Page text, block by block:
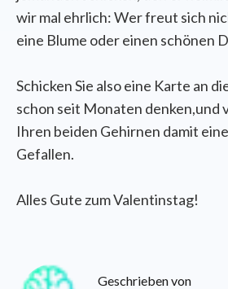
wir mal ehrlich: Wer freut sich
eine Blume oder einen schönen
Schicken Sie also eine Karte an
schon seit Monaten denken,und
Ihren beiden Gehirnen damit
Gefallen.
Alles Gute zum Valentinstag!
Geschrieben von